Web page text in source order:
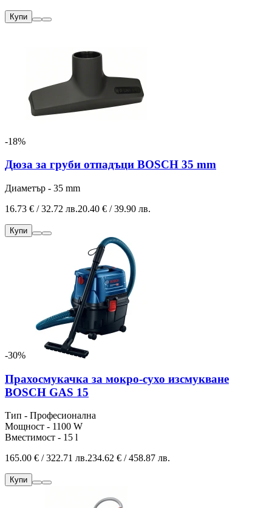
Купи
-18%
Дюза за груби отпадъци BOSCH 35 mm
Диаметър - 35 mm
16.73 € / 32.72 лв.20.40 € / 39.90 лв.
Купи
-30%
Прахосмукачка за мокро-сухо изсмукване
BOSCH GAS 15
Тип - Професионална
Мощност - 1100 W
Вместимост - 15 l
165.00 € / 322.71 лв.234.62 € / 458.87 лв.
Купи